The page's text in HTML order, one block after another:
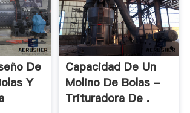
De
Y
Capacidad De Un
Molino De Bolas -
Trituradora De .